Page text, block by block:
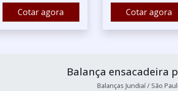
Cotar agora Cotar agora
Balança ensacadeira
Balanças Jundiaí / São